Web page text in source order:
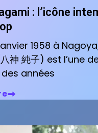
: l’icône
1958 à
神 純子) est l’une
années